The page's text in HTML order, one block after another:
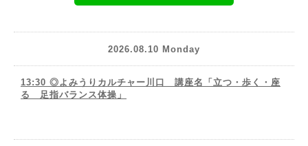
2026.08.10 Monday
13:30 ◎よみうりカルチャー川口 講座名「立つ・歩く・座
る 足指バランス体操」